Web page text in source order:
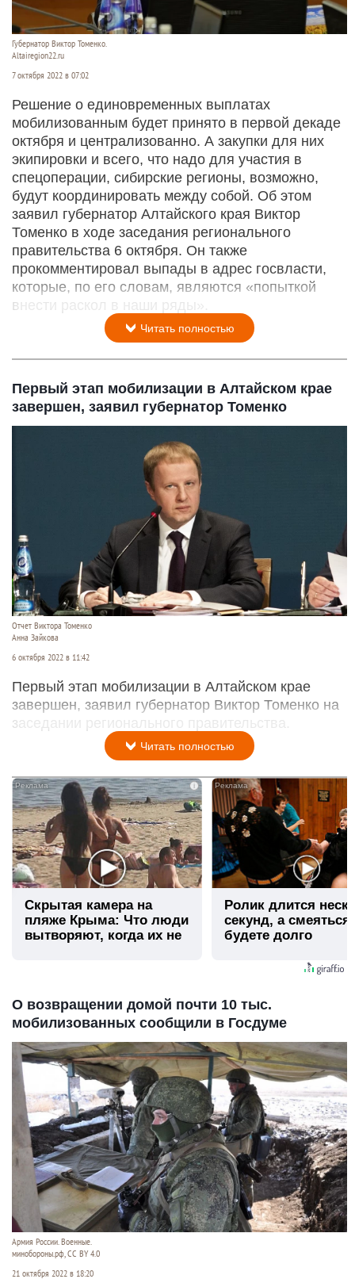
Губернатор Виктор Томенко.
Altairegion22.ru
7 октября 2022 в 07:02
Решение о единовременных выплатах
мобилизованным будет принято в первой декаде
октября и централизованно. А закупки для них
экипировки и всего, что надо для участия в
спецоперации, сибирские регионы, возможно,
будут координировать между собой. Об этом
заявил губернатор Алтайского края Виктор
Томенко в ходе заседания регионального
правительства 6 октября. Он также
прокомментировал выпады в адрес госвласти,
которые, по его словам, являются «попыткой
внести раскол в наши ряды».
Читать полностью
Первый этап мобилизации в Алтайском крае
завершен, заявил губернатор Томенко
Отчет Виктора Томенко
Анна Зайкова
6 октября 2022 в 11:42
Первый этап мобилизации в Алтайском крае
завершен, заявил губернатор Виктор Томенко на
заседании регионального правительства.
Читать полностью
i
Скрытая камера на
пляже Крыма: Что люди
вытворяют, когда их не
Ролик длится
секунд, а
будете долго
О возвращении домой почти 10 тыс.
мобилизованных сообщили в Госдуме
Армия России. Военные.
минобороны.рф, CC BY 4.0
21 октября 2022 в 18:20